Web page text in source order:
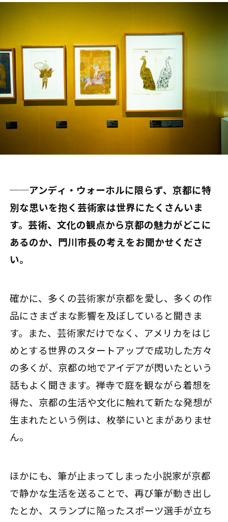
──アンディ・ウォーホルに限らず、京都に特
別な思いを抱く芸術家は世界にたくさんいま
す。芸術、文化の観点から京都の魅力がどこに
あるのか、門川市長の考えをお聞かせくださ
い。
確かに、多くの芸術家が京都を愛し、多くの作
品にさまざまな影響を及ぼしていると聞きま
す。また、芸術家だけでなく、アメリカをはじ
めとする世界のスタートアップで成功した方々
の多くが、京都の地でアイデアが閃いたという
話もよく聞きます。禅寺で庭を観ながら着想を
得た、京都の生活や文化に触れて新たな発想が
生まれたという例は、枚挙にいとまがありませ
ん。
ほかにも、筆が止まってしまった小説家が京都
で静かな生活を送ることで、再び筆が動き出し
たとか、スランプに陥ったスポーツ選手が立ち